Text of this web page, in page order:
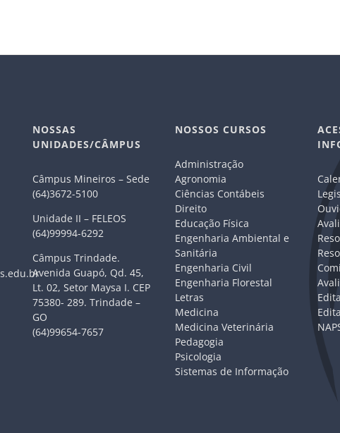
NOSSAS
UNIDADES/CÂMPUS
Câmpus Mineiros – Sede
(64)3672-5100
Unidade II – FELEOS
(64)99994-6292
Câmpus Trindade.
Avenida Guapó, Qd. 45,
Lt. 02, Setor Maysa I. CEP
75380- 289. Trindade –
GO
(64)99654-7657
NOSSOS CURSOS
Administração
Agronomia
Ciências Contábeis
Direito
Educação Física
Engenharia Ambiental e
Sanitária
Engenharia Civil
Engenharia Florestal
Letras
Medicina
Medicina Veterinária
Pedagogia
Psicologia
Sistemas de Informação